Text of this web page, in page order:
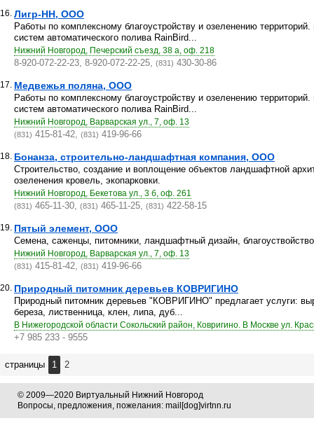
16. Лигр-НН, ООО
Работы по комплексному благоустройству и озеленению
систем автоматического полива RainBird...
Нижний Новгород, Печерский съезд, 38 а, оф. 218
8-920-072-22-23, 8-920-072-22-25, (831) 430-30-86
17. Медвежья поляна, ООО
Работы по комплексному благоустройству и озеленению
систем автоматического полива RainBird...
Нижний Новгород, Варварская ул., 7, оф. 13
(831) 415-81-42, (831) 419-96-66
18. Бонанза, строительно-ландшафтная компания, ООО
Строительство, создание и воплощение объектов ландшафтной
озеленения кровель, экопарковки.
Нижний Новгород, Бекетова ул., 3 б, оф. 261
(831) 465-11-30, (831) 465-11-25, (831) 422-58-15
19. Пятый элемент, ООО
Семена, саженцы, питомники, ландшафтный дизайн,
Нижний Новгород, Варварская ул., 7, оф. 13
(831) 415-81-42, (831) 419-96-66
20. Природный питомник деревьев КОВРИГИНО
Природный питомник деревьев "КОВРИГИНО" предлагает услуги:
береза, лиственница, клен, липа, дуб...
В Нижегородской области Сокольский район, Ковригино. В Москве ул.
+7 985 233 - 9555
страницы 1 2
© 2009—2020 Виртуальный Нижний Новгород
Вопросы, предложения, пожелания: mail[dog]virtnn.ru